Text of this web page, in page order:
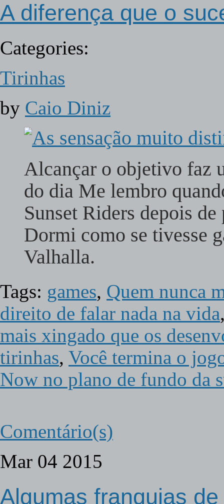
A diferença que o
Categories:
Tirinhas
by Caio Diniz
Alcançar o objetivo faz
do dia Me lembro
Sunset Riders depois
Dormi como se tivesse
Valhalla.
Tags: games, Quem nunca
direito de falar nada na vida
mais xingado que os
tirinhas, Você termina o
Now no plano de fundo da
Comentário(s)
Mar 04 2015
Algumas franquias